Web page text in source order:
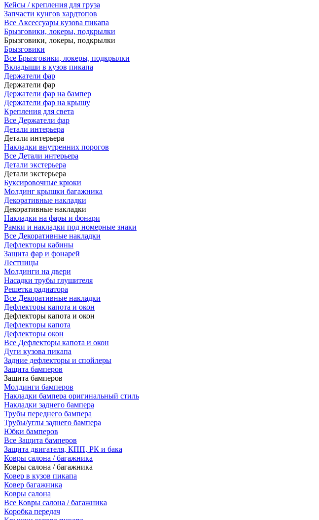
Кейсы / крепления для груза
Запчасти кунгов хардтопов
Все Аксессуары кузова пикапа
Брызговики, локеры, подкрылки
Брызговики, локеры, подкрылки
Брызговики
Все Брызговики, локеры, подкрылки
Вкладыши в кузов пикапа
Держатели фар
Держатели фар
Держатели фар на бампер
Держатели фар на крышу
Крепления для света
Все Держатели фар
Детали интерьера
Детали интерьера
Накладки внутренних порогов
Все Детали интерьера
Детали экстерьера
Детали экстерьера
Буксировочные крюки
Молдинг крышки багажника
Декоративные накладки
Декоративные накладки
Накладки на фары и фонари
Рамки и накладки под номерные знаки
Все Декоративные накладки
Дефлекторы кабины
Защита фар и фонарей
Лестницы
Молдинги на двери
Насадки трубы глушителя
Решетка радиатора
Все Декоративные накладки
Дефлекторы капота и окон
Дефлекторы капота и окон
Дефлекторы капота
Дефлекторы окон
Все Дефлекторы капота и окон
Дуги кузова пикапа
Задние дефлекторы и спойлеры
Защита бамперов
Защита бамперов
Молдинги бамперов
Накладки бампера оригинальный стиль
Накладки заднего бампера
Трубы переднего бампера
Трубы/углы заднего бампера
Юбки бамперов
Все Защита бамперов
Защита двигателя, КПП, РК и бака
Ковры салона / багажника
Ковры салона / багажника
Ковер в кузов пикапа
Ковер багажника
Ковры салона
Все Ковры салона / багажника
Коробка передач